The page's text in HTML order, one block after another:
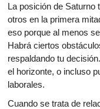
La posición de Saturno
otros en la primera
eso porque al menos
Habrá ciertos
respaldando tu
el horizonte, o incluso
laborales.
Cuando se trata de